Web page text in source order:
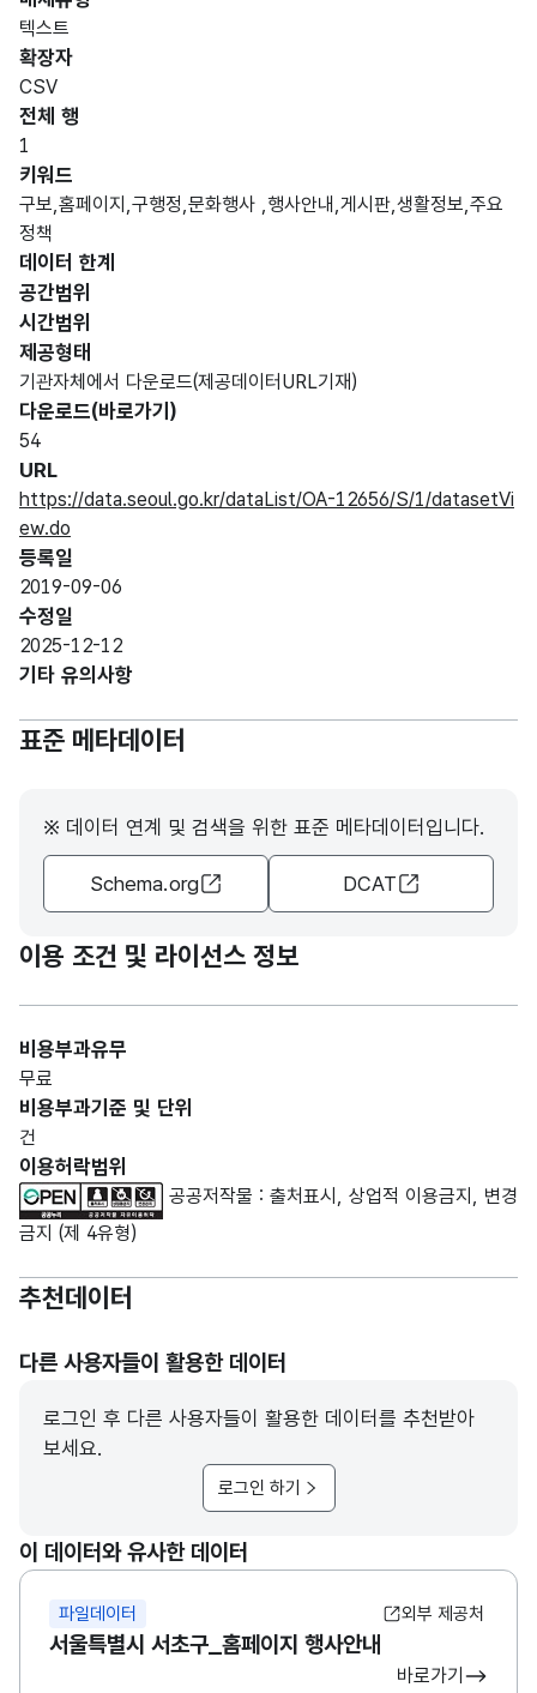
텍스트
확장자
CSV
전체 행
1
키워드
구보,홈페이지,구행정,문화행사 ,행사안내,게시판,생활정보,주요
정책
데이터 한계
공간범위
시간범위
제공형태
기관자체에서 다운로드(제공데이터URL기재)
다운로드(바로가기)
54
URL
https://data.seoul.go.kr/dataList/OA-12656/S/1/datasetVi
ew.do
등록일
2019-09-06
수정일
2025-12-12
기타 유의사항
표준 메타데이터
※ 데이터 연계 및 검색을 위한 표준 메타데이터입니다.
Schema.org DCAT
이용 조건 및 라이선스 정보
비용부과유무
무료
비용부과기준 및 단위
건
이용허락범위
공공저작물 : 출처표시, 상업적 이용금지, 변경
금지 (제 4유형)
추천데이터
다른 사용자들이 활용한 데이터
로그인 후 다른 사용자들이 활용한 데이터를 추천받아
보세요.
로그인 하기
이 데이터와 유사한 데이터
파일데이터 외부 제공처
서울특별시 서초구_홈페이지 행사안내
바로가기